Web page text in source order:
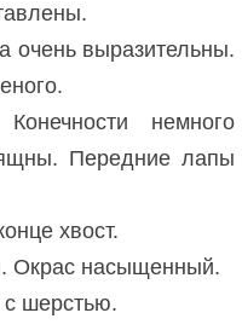
очень выразительны.
немного
Передние лапы
хвост.
Окрас насыщенный.
с шерстью.